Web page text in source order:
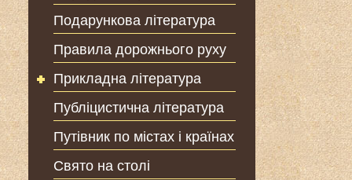
Подарункова література
Правила дорожнього руху
Прикладна література
Публіцистична література
Путівник по містах і країнах
Свято на столі